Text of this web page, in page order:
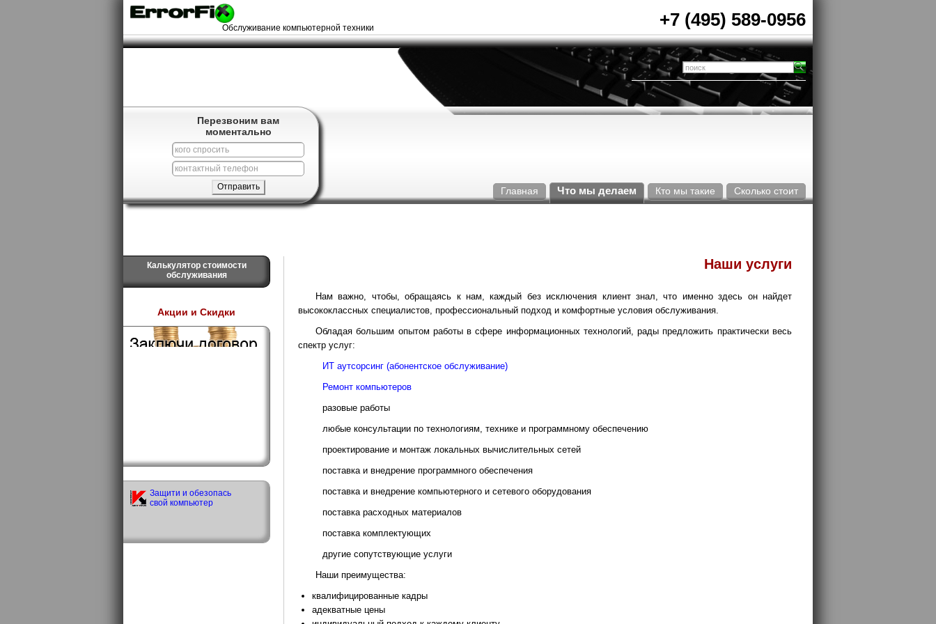
Обслуживание компьютерной техники +7 (495) 589-0956
Главная Что мы делаем Кто мы такие Сколько стоит
Перезвоним вам
моментально
Калькулятор стоимости
обслуживания
Акции и Скидки
Защити и обезопась
свой компьютер
Наши услуги
Нам важно, чтобы, обращаясь к нам, каждый без исключения клиент знал, что именно здесь он найдет
высококлассных специалистов, профессиональный подход и комфортные условия обслуживания.
Обладая большим опытом работы в сфере информационных технологий, рады предложить практически весь
спектр услуг:
ИТ аутсорсинг (абонентское обслуживание)
Ремонт компьютеров
разовые работы
любые консультации по технологиям, технике и программному обеспечению
проектирование и монтаж локальных вычислительных сетей
поставка и внедрение программного обеспечения
поставка и внедрение компьютерного и сетевого оборудования
поставка расходных материалов
поставка комплектующих
другие сопутствующие услуги
Наши преимущества:
квалифицированные кадры
адекватные цены